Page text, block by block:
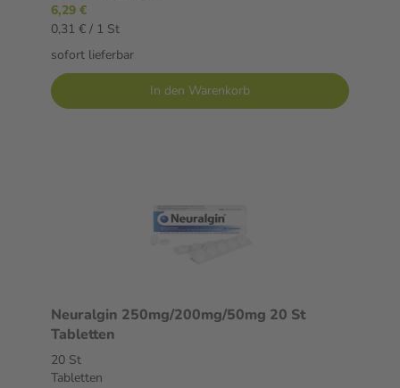
6,29 €
0,31 € / 1 St
sofort lieferbar
In den Warenkorb
Neuralgin 250mg/200mg/50mg 20 St
Tabletten
20 St
Tabletten